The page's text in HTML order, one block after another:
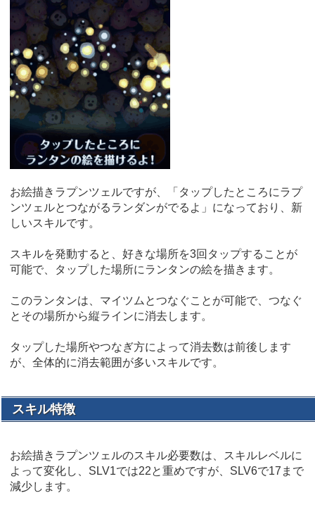
お絵描きラプンツェルですが、「タップしたところにラプ
ンツェルとつながるランダンがでるよ」になっており、新
しいスキルです。
スキルを発動すると、好きな場所を3回タップすることが
可能で、タップした場所にランタンの絵を描きます。
このランタンは、マイツムとつなぐことが可能で、つなぐ
とその場所から縦ラインに消去します。
タップした場所やつなぎ方によって消去数は前後します
が、全体的に消去範囲が多いスキルです。
スキル特徴
お絵描きラプンツェルのスキル必要数は、スキルレベルに
よって変化し、SLV1では22と重めですが、SLV6で17まで
減少します。